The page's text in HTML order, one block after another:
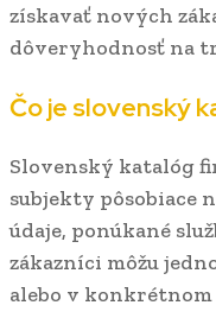
získavať nových
dôveryhodnosť na
Čo je slovenský
Slovenský katalóg
subjekty pôsobiace
údaje, ponúkané
zákazníci môžu
alebo v